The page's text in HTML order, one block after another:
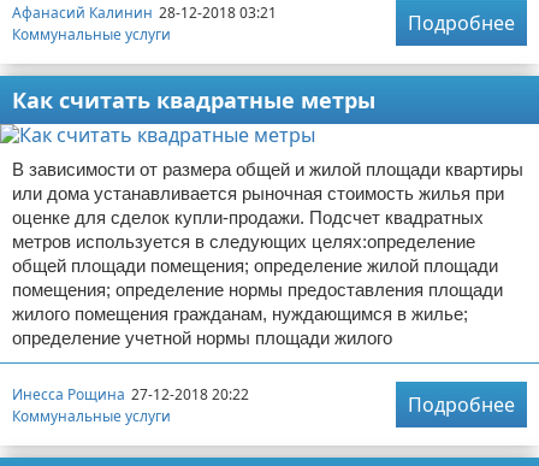
Афанасий Калинин 28-12-2018 03:21
Коммунальные услуги
Подробнее
Как считать квадратные метры
В зависимости от размера общей и жилой площади квартиры
или дома устанавливается рыночная стоимость жилья при
оценке для сделок купли-продажи. Подсчет квадратных
метров используется в следующих целях:определение
общей площади помещения; определение жилой площади
помещения; определение нормы предоставления площади
жилого помещения гражданам, нуждающимся в жилье;
определение учетной нормы площади жилого
Инесса Рощина 27-12-2018 20:22
Коммунальные услуги
Подробнее